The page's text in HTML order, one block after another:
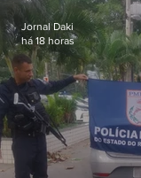
Jornal Daki
há 18 horas